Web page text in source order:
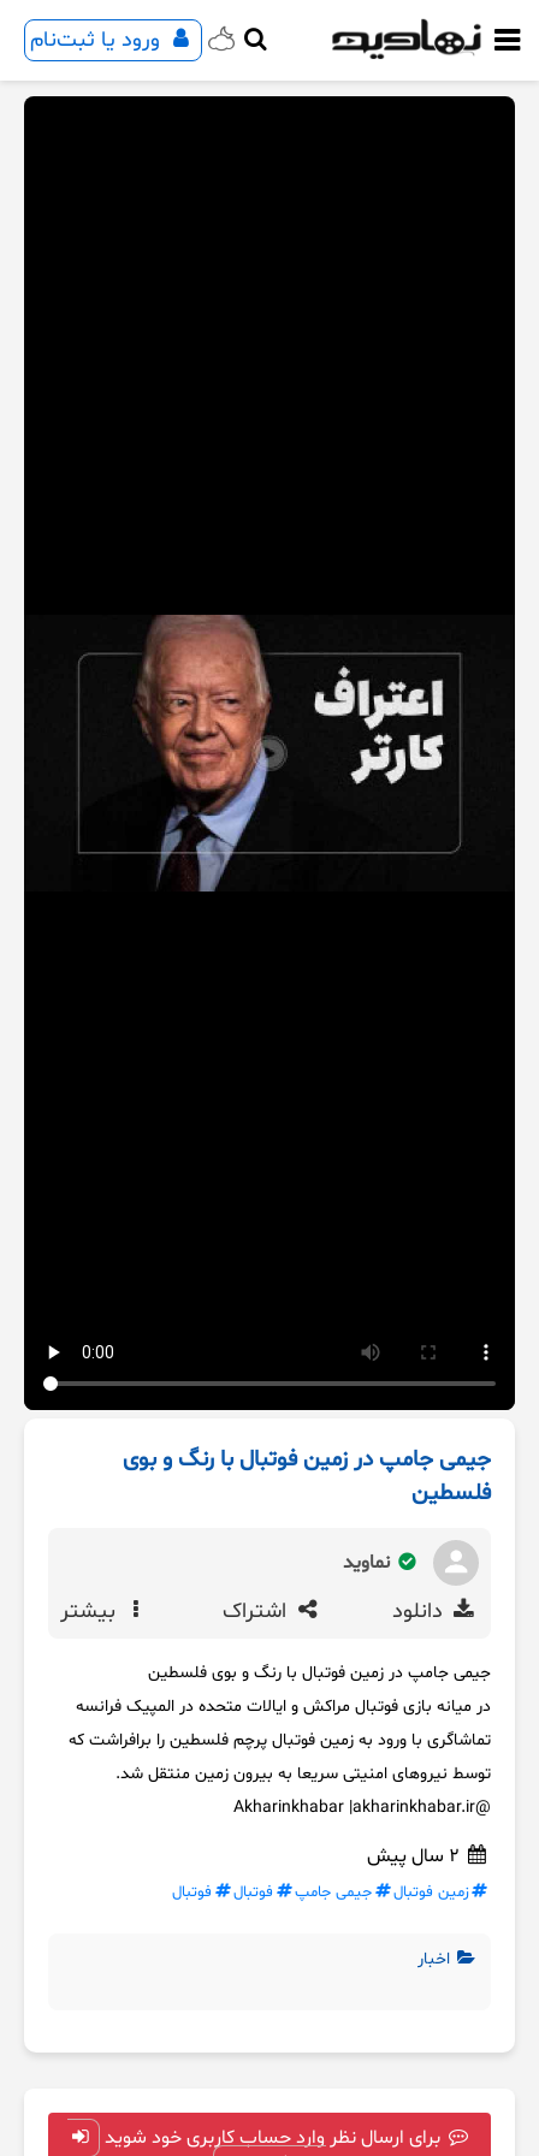
ورود یا ثبت‌نام
جیمی جامپ در زمین فوتبال با رنگ و بوی
فلسطین
نماوید
دانلود اشتراک بیشتر
جیمی جامپ در زمین فوتبال با رنگ و بوی فلسطین
️در میانه بازی فوتبال مراکش و ایالات متحده در المپیک فرانسه
تماشاگری با ورود به زمین فوتبال پرچم فلسطین را برافراشت که
توسط نیروهای امنیتی سریعا به بیرون زمین منتقل شد.
@Akharinkhabar |akharinkhabar.ir
زمین فوتبال جیمی جامپ فوتبال فوتبال
اخبار
برای ارسال نظر وارد حساب کاربری خود شوید